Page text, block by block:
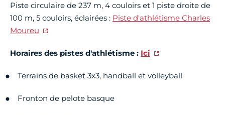
Piste circulaire de 237 m, 4 couloirs et 1 piste droite de
100 m, 5 couloirs, éclairées : Piste d'athlétisme Charles
Moureu
Horaires des pistes d'athlétisme : Ici
Terrains de basket 3x3, handball et volleyball
Fronton de pelote basque